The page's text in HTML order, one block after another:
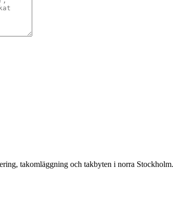
takomläggning och takbyten i norra Stockholm.